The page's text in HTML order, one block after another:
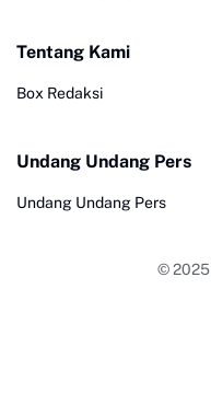
Tentang Kami
Box Redaksi
Undang Undang Pers
Undang Undang Pers
© 2025